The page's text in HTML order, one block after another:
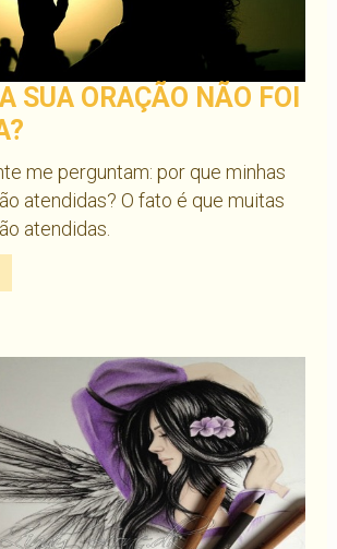
SUA ORAÇÃO NÃO FOI
me perguntam: por que minhas
atendidas? O fato é que muitas
atendidas.